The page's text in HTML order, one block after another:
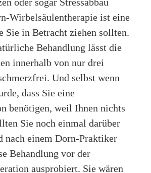
Wirbelsäulentherapie ist eine
Sie in Betracht ziehen sollten.
Behandlung lässt die
innerhalb von nur drei
Und selbst wenn
dass Sie eine
benötigen, weil Ihnen nichts
Sie noch einmal darüber
nach einem Dorn-Praktiker
Behandlung vor der
ausprobiert. Sie wären